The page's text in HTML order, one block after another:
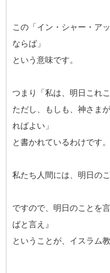
この「イン・シャー・ア
ならば」
という意味です。
つまり「私は、明日これ
ただし、もしも、神さま
ればよい」
と書かれているわけです。
私たち人間には、明日の
ですので、明日のことを
ばと言え』
ということが、イスラム